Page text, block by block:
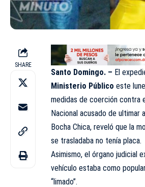
SHARE
Santo Domingo. – El
Ministerio Público este
medidas de coerción contra
Nacional acusado de ultimar
Bocha Chica, reveló que la
se trasladaba no tenía placa.
Asimismo, el órgano judicial
vehículo estaba como
“limado”.